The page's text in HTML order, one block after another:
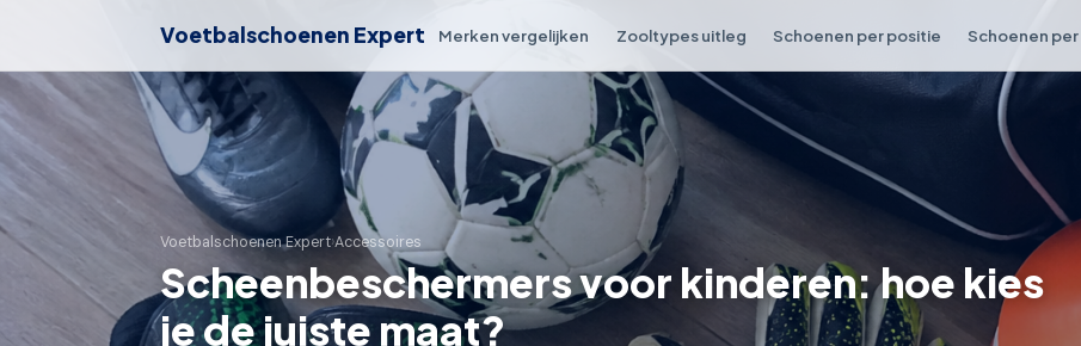
Voetbalschoenen Expert Merken vergelijken Zooltypes uitleg Schoenen per positie Schoenen
Voetbalschoenen Expert›Accessoires
Scheenbeschermers voor kinderen: hoe kies
je de juiste maat?